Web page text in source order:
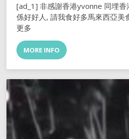
[ad_1] 非感謝香港yvonne 同埋
係好好人, 請我食好多馬來西亞美
更多
MORE INFO